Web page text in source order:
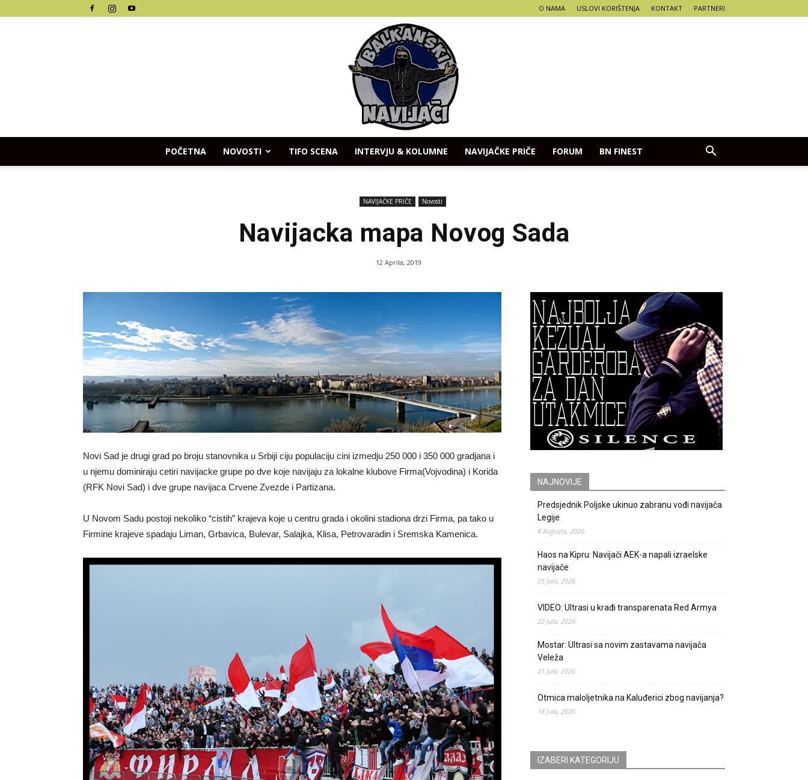
O NAMA USLOVI KORIŠTENJA KONTAKT PARTNERI
POČETNA NOVOSTI TIFO SCENA INTERVJU & KOLUMNE NAVIJAČKE PRIČE FORUM BN FINEST
NAVIJAČKE PRIČE Novosti
Navijacka mapa Novog Sada
12 Aprila, 2019
Novi Sad je drugi grad po broju stanovnika u Srbiji ciju populaciju cini izmedju 250 000 i 350 000 gradjana i
u njemu dominiraju cetiri navijacke grupe po dve koje navijaju za lokalne klubove Firma(Vojvodina) i Korida
(RFK Novi Sad) i dve grupe navijaca Crvene Zvezde i Partizana.
U Novom Sadu postoji nekoliko “cistih” krajeva koje u centru grada i okolini stadiona drzi Firma, pa tako u
Firmine krajeve spadaju Liman, Grbavica, Bulevar, Salajka, Klisa, Petrovaradin i Sremska Kamenica.
NAJNOVIJE
Predsjednik Poljske ukinuo zabranu vođi navijača
Legije
4 Augusta, 2026
Haos na Kipru: Navijači AEK-a napali izraelske
navijače
25 Jula, 2026
VIDEO: Ultrasi u krađi transparenata Red Armya
22 Jula, 2026
Mostar: Ultrasi sa novim zastavama navijača
Veleža
21 Jula, 2026
Otmica maloljetnika na Kaluđerici zbog navijanja?
18 Jula, 2026
IZABERI KATEGORIJU